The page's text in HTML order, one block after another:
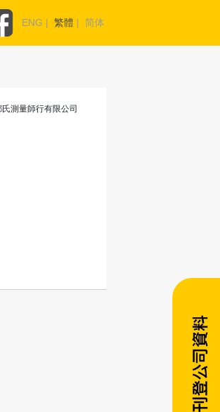
ENG | 繁體 | 简体